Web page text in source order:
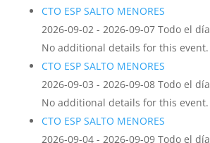
CTO ESP SALTO MENORES
2026-09-02 - 2026-09-07 Todo el día
No additional details for this event.
CTO ESP SALTO MENORES
2026-09-03 - 2026-09-08 Todo el día
No additional details for this event.
CTO ESP SALTO MENORES
2026-09-04 - 2026-09-09 Todo el día